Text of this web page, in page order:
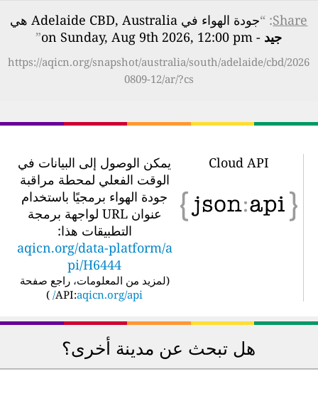
Share
: “جودة الهواء في Adelaide CBD, Australia هي
جيد- on Sunday, Aug 9th 2026, 12:00 pm
”
https://aqicn.org/snapshot/australia/south/adelaide/cbd/2026
0809-12/ar/?cs
Cloud API
يمكن الوصول إلى البيانات في
الوقت الفعلي لمحطة مراقبة
جودة الهواء برمجيًا باستخدام
عنوان URL لواجهة برمجة
التطبيقات هذا:
aqicn.org/data-platform/a
pi/H6444
لمزيد من المعلومات، راجع صفحة
API:aqicn.org/api/
)
هل تبحث عن مدينة أخرى؟